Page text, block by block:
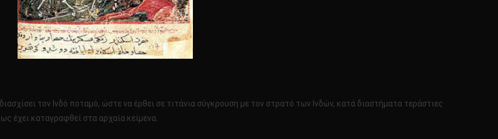
τον Ινδό ποταμό, ώστε να έρθει σε τιτάνια σύγκρουση με τον στρατό των Ινδών, κατά διαστήματα τεράστιες
έχει καταγραφθεί στα αρχαία κείμενα.